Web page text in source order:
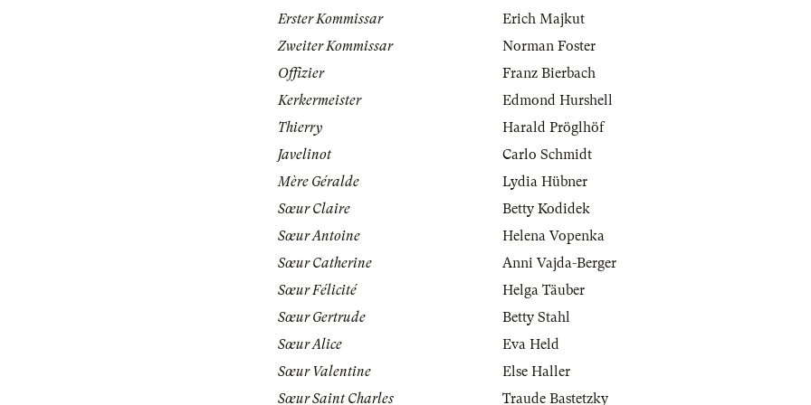
Erster Kommissar
Erich Majkut
Zweiter Kommissar
Norman Foster
Offizier
Franz Bierbach
Kerkermeister
Edmond Hurshell
Thierry
Harald Pröglhöf
Javelinot
Carlo Schmidt
Mère Géralde
Lydia Hübner
Sœur Claire
Betty Kodidek
Sœur Antoine
Helena Vopenka
Sœur Catherine
Anni Vajda-Berger
Sœur Félicité
Helga Täuber
Sœur Gertrude
Betty Stahl
Sœur Alice
Eva Held
Sœur Valentine
Else Haller
Sœur Saint Charles
Traude Bastetzky